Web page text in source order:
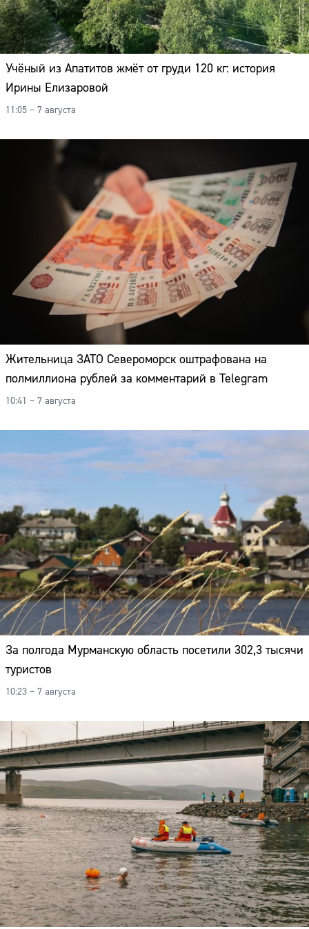
Учёный из Апатитов жмёт от груди 120 кг: история
Ирины Елизаровой
11:05 – 7 августа
Жительница ЗАТО Североморск оштрафована на
полмиллиона рублей за комментарий в Telegram
10:41 – 7 августа
За полгода Мурманскую область посетили 302,3 тысячи
туристов
10:23 – 7 августа
Сайт: